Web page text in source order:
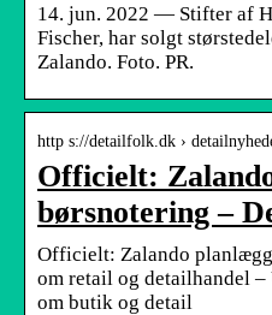
14. jun. 2022 — Stifter af
Fischer, har solgt
Zalando. Foto. PR.
http s://detailfolk.dk ›
Officielt:
børsnotering –
Officielt: Zalando
om retail og detailhandel
om butik og detail